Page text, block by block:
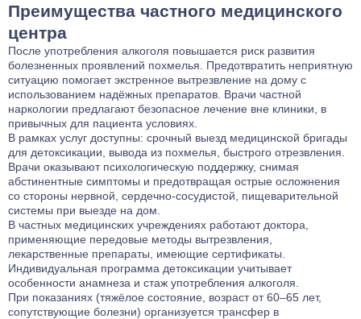
Преимущества частного медицинского
центра
После употребления алкоголя повышается риск развития
болезненных проявлений похмелья. Предотвратить неприятную
ситуацию помогает экстренное вытрезвление на дому с
использованием надёжных препаратов. Врачи частной
наркологии предлагают безопасное лечение вне клиники, в
привычных для пациента условиях.
В рамках услуг доступны: срочный выезд медицинской бригады
для детоксикации, вывода из похмелья, быстрого отрезвления.
Врачи оказывают психологическую поддержку, снимая
абстинентные симптомы и предотвращая острые осложнения
со стороны нервной, сердечно-сосудистой, пищеварительной
системы при выезде на дом.
В частных медицинских учреждениях работают доктора,
применяющие передовые методы вытрезвления,
лекарственные препараты, имеющие сертификаты.
Индивидуальная программа детоксикации учитывает
особенности анамнеза и стаж употребления алкоголя.
При показаниях (тяжёлое состояние, возраст от 60–65 лет,
сопутствующие болезни) организуется трансфер в